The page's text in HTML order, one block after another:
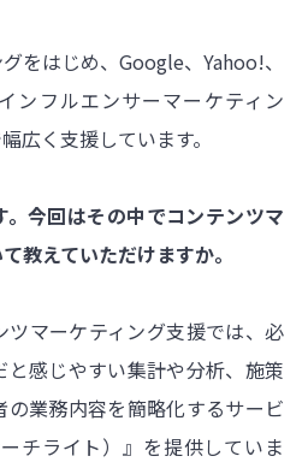
をはじめ、Google、Yahoo!、
ンフルエンサーマーケティン
広く支援しています。
今回はその中でコンテンツマ
教えていただけますか。
ツマーケティング支援では、必
感じやすい集計や分析、施策
業務内容を簡略化するサービ
チライト）』を提供していま